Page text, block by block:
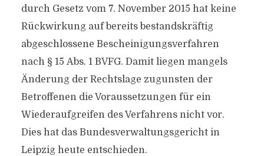
durch Gesetz vom 7. November 2015 hat keine
Rückwirkung auf bereits bestandskräftig
abgeschlossene Bescheinigungsverfahren
nach § 15 Abs. 1 BVFG. Damit liegen mangels
Änderung der Rechtslage zugunsten der
Betroffenen die Voraussetzungen für ein
Wiederaufgreifen des Verfahrens nicht vor.
Dies hat das Bundesverwaltungsgericht in
Leipzig heute entschieden.